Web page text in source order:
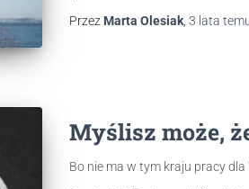
Przez Marta Olesiak, 3 lata
Myślisz może,
Bo nie ma w tym kraju pracy dla